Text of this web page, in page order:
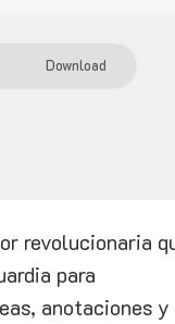
Download
revolucionaria
para
anotaciones y